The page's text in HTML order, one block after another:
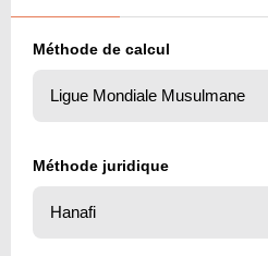
Méthode de calcul
Méthode juridique